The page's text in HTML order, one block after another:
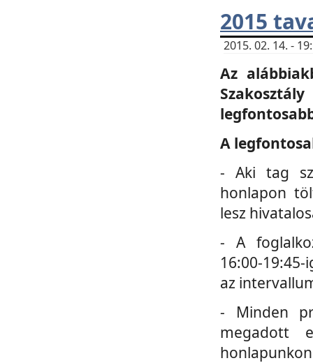
2015
2015. 02. 14. -
Az
A
- Aki tag
honlapon
lesz
- A
16:00-
az
- Minden
megadott